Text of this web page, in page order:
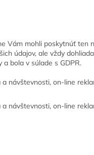
Vám mohli poskytnúť ten
údajov, ale vždy
bola v súlade s GDPR.
návštevnosti, on-line
návštevnosti, on-line